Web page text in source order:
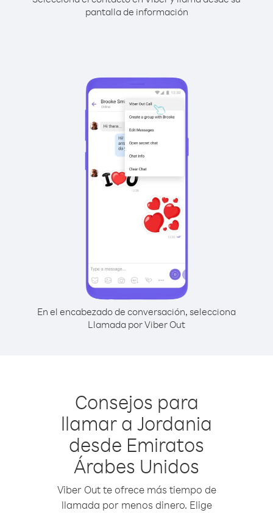
pantalla de información
En el encabezado de conversación, selecciona
Llamada por Viber Out
Consejos para
llamar a Jordania
desde Emiratos
Árabes Unidos
Viber Out te ofrece más tiempo de
llamada por menos dinero. Elige